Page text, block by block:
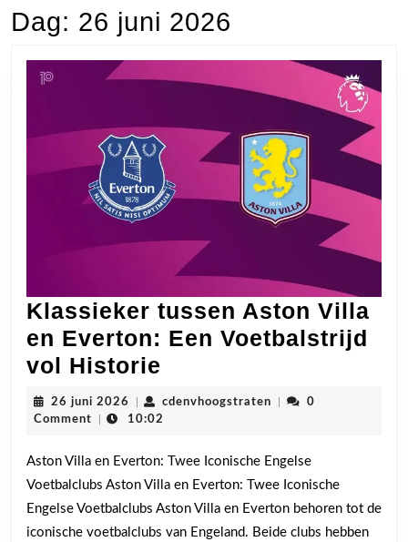
Dag: 26 juni 2026
Klassieker tussen Aston Villa
en Everton: Een Voetbalstrijd
vol Historie
tussen
Aston
en
Everton:
Een
26 juni 2026 26
juni
cdenvhoogstraten cdenvhoogstraten
0
Comment
10:02
Aston Villa en Everton: Twee Iconische Engelse
Voetbalclubs Aston Villa en Everton: Twee Iconische
Engelse Voetbalclubs Aston Villa en Everton behoren tot de
iconische voetbalclubs van Engeland. Beide clubs hebben